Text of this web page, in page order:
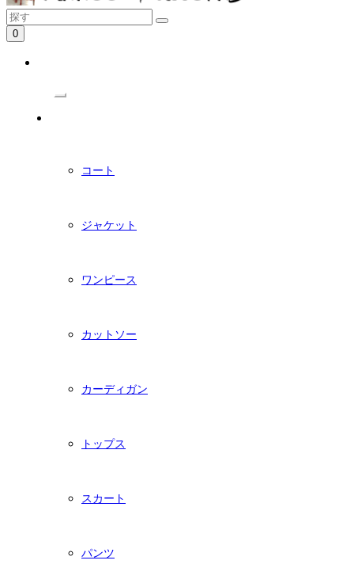
0
コート
ジャケット
ワンピース
カットソー
カーディガン
トップス
スカート
パンツ